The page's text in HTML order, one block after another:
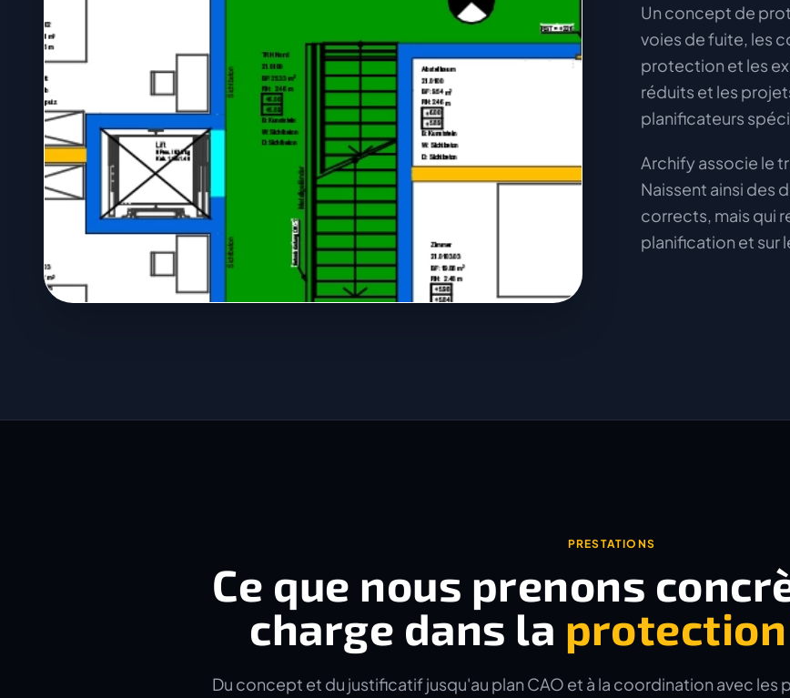
Un concept de
voies de fuite, les
protection et les
réduits et les
planificateurs
Archify associe le
Naissent ainsi des
corrects, mais qui
planification et sur
PRESTATIONS
Ce que nous prenons
charge dans la
Du concept et du justificatif jusqu'au plan CAO et à la coordination avec les